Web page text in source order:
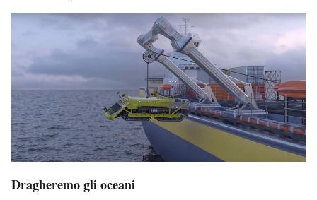
Dragheremo gli oceani